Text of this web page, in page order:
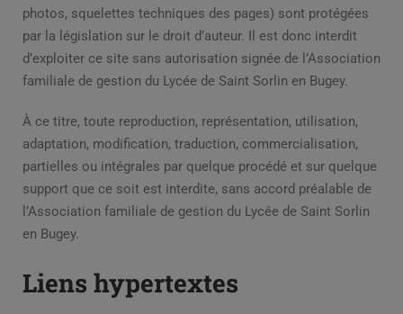
photos, squelettes techniques des pages) sont protégées
par la législation sur le droit d’auteur. Il est donc interdit
d’exploiter ce site sans autorisation signée de l’Association
familiale de gestion du Lycée de Saint Sorlin en Bugey.
À ce titre, toute reproduction, représentation, utilisation,
adaptation, modification, traduction, commercialisation,
partielles ou intégrales par quelque procédé et sur quelque
support que ce soit est interdite, sans accord préalable de
l’Association familiale de gestion du Lycée de Saint Sorlin
en Bugey.
Liens hypertextes